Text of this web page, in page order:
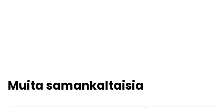
Muita samankaltaisia